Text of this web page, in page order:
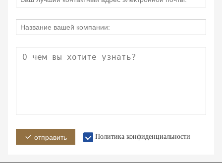
отправить Политика конфиденциальности